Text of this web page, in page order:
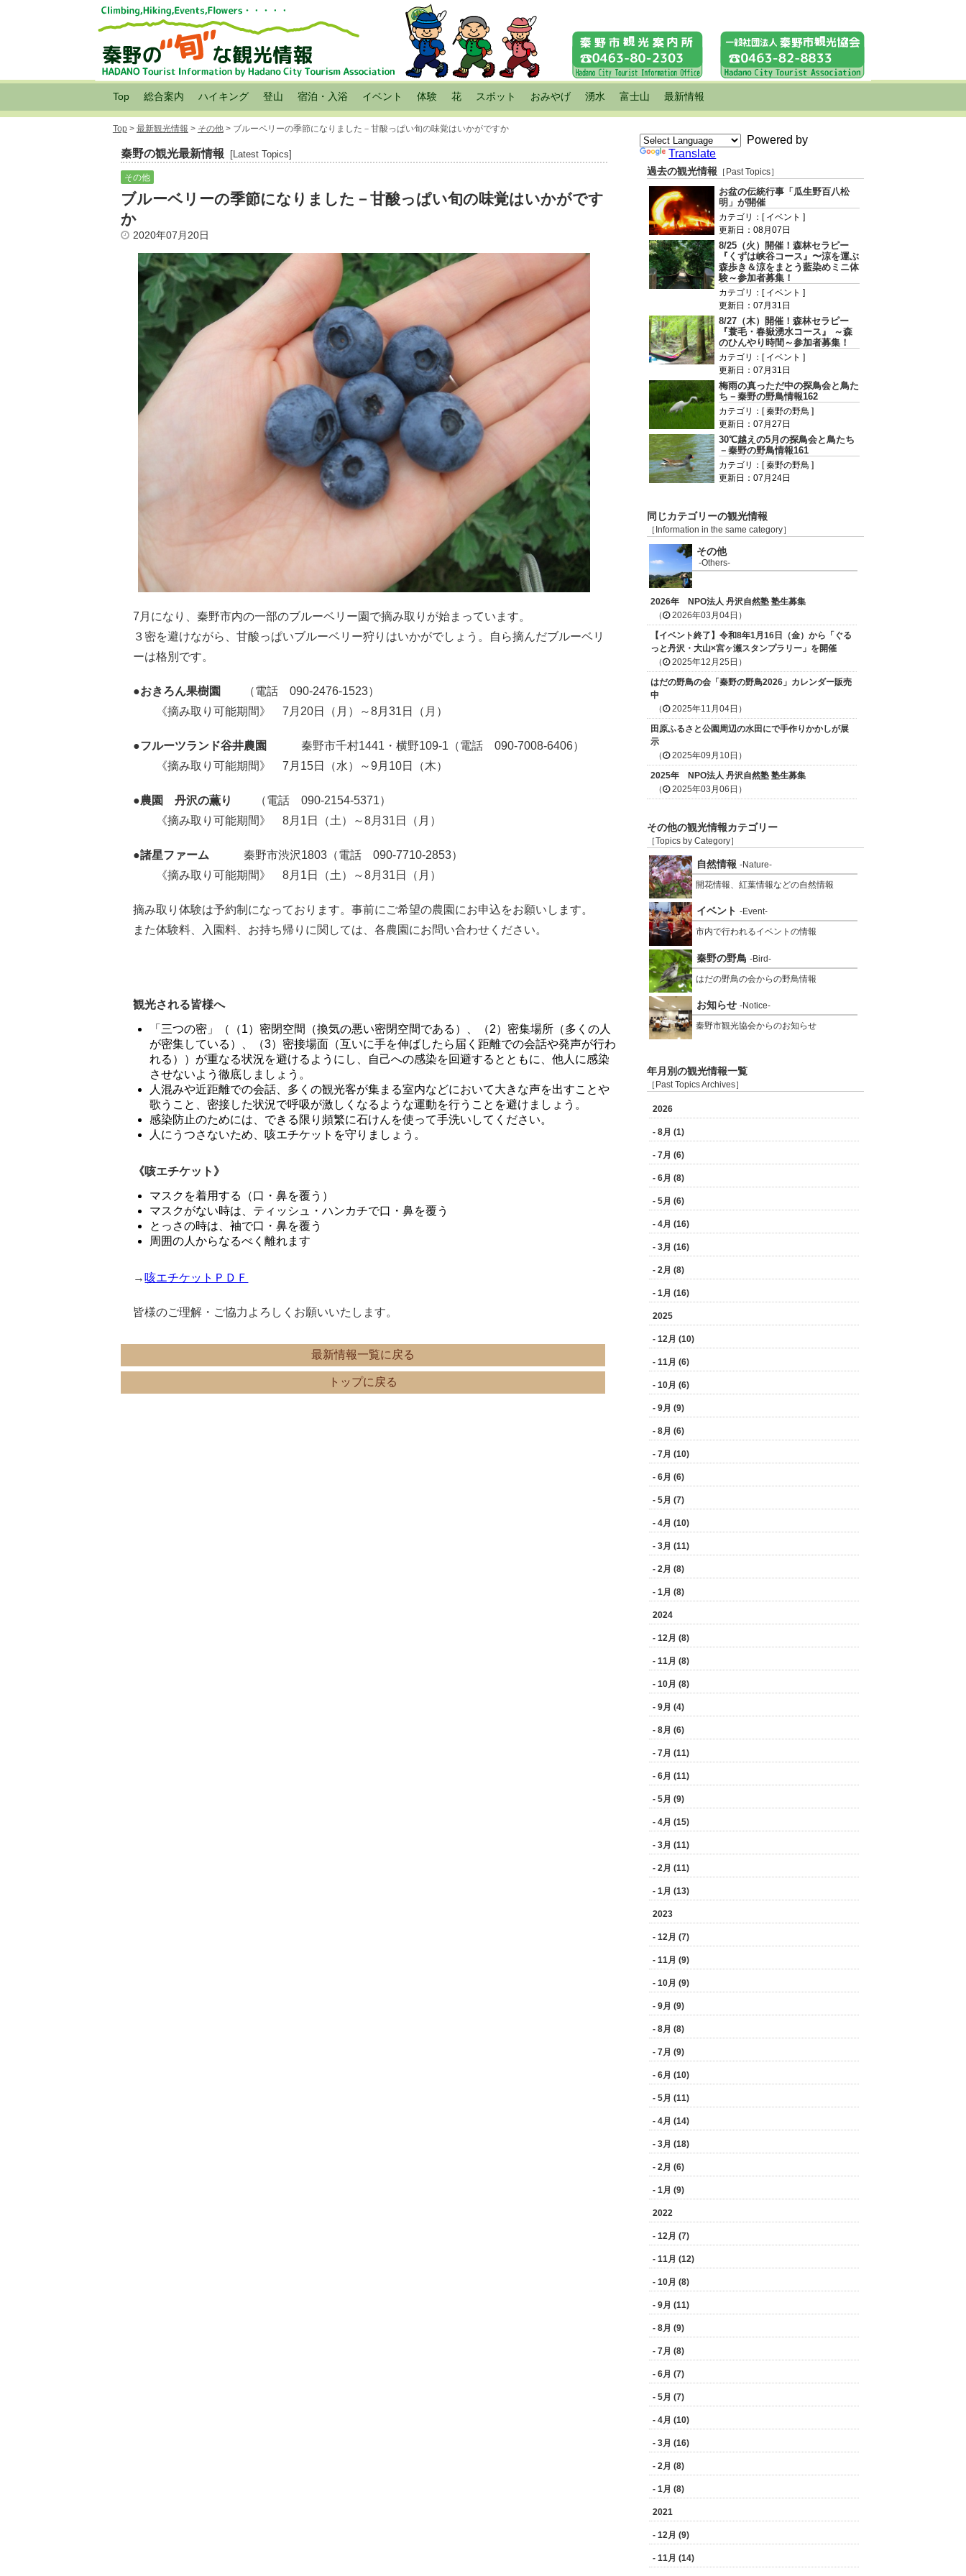
Top 総合案内 ハイキング 登山 宿泊・入浴 イベント 体験 花 スポット おみやげ 湧水 富士山 最新情報
Top> 最新観光情報 > その他> ブルーベリーの季節になりました－甘酸っぱい旬の味覚はいかがですか
秦野の観光最新情報 [Latest Topics]
その他
ブルーベリーの季節になりました－甘酸っぱい旬の味覚はいかがです
か
2020年07月20日
7月になり、秦野市内の一部のブルーベリー園で摘み取りが始まっています。
３密を避けながら、甘酸っぱいブルーベリー狩りはいかがでしょう。自ら摘んだブルーベリ
ーは格別です。
●おきろん果樹園
（電話 090-2476-1523）
《摘み取り可能期間》 7月20日（月）～8月31日（月）
●フルーツランド谷井農園
秦野市千村1441・横野109-1（電話 090-7008-6406）
《摘み取り可能期間》 7月15日（水）～9月10日（木）
●農園 丹沢の薫り
（電話 090-2154-5371）
《摘み取り可能期間》 8月1日（土）～8月31日（月）
●諸星ファーム 秦野市渋沢1803（電話 090-7710-2853）
《摘み取り可能期間》 8月1日（土）～8月31日（月）
摘み取り体験は予約制になっております。事前にご希望の農園にお申込をお願いします。
また体験料、入園料、お持ち帰りに関しては、各農園にお問い合わせください。
観光される皆様へ
「三つの密」（（1）密閉空間（換気の悪い密閉空間である）、（2）密集場所（多くの人
が密集している）、（3）密接場面（互いに手を伸ばしたら届く距離での会話や発声が行わ
れる））が重なる状況を避けるようにし、自己への感染を回避するとともに、他人に感染
させないよう徹底しましょう。
人混みや近距離での会話、多くの観光客が集まる室内などにおいて大きな声を出すことや
歌うこと、密接した状況で呼吸が激しくなるような運動を行うことを避けましょう。
感染防止のためには、できる限り頻繁に石けんを使って手洗いしてください。
人にうつさないため、咳エチケットを守りましょう。
《咳エチケット》
マスクを着用する（口・鼻を覆う）
マスクがない時は、ティッシュ・ハンカチで口・鼻を覆う
とっさの時は、袖で口・鼻を覆う
周囲の人からなるべく離れます
→ 咳エチケットＰＤＦ
皆様のご理解・ご協力よろしくお願いいたします。
最新情報一覧に戻る
トップに戻る
Powered by
Translate
過去の観光情報 ［Past Topics］
お盆の伝統行事「瓜生野百八松
明」が開催
カテゴリ：[ イベント ]
更新日：08月07日
8/25（火）開催！森林セラピー
『くずは峡谷コース』〜涼を運ぶ
森歩き＆涼をまとう藍染めミニ体
験～参加者募集！
カテゴリ：[ イベント ]
更新日：07月31日
8/27（木）開催！森林セラピー
『蓑毛・春嶽湧水コース』 ～森
のひんやり時間～参加者募集！
カテゴリ：[ イベント ]
更新日：07月31日
梅雨の真っただ中の探鳥会と鳥た
ち－秦野の野鳥情報162
カテゴリ：[ 秦野の野鳥 ]
更新日：07月27日
30℃越えの5月の探鳥会と鳥たち
－秦野の野鳥情報161
カテゴリ：[ 秦野の野鳥 ]
更新日：07月24日
同じカテゴリーの観光情報
［Information in the same category］
その他
-Others-
2026年 NPO法人 丹沢自然塾 塾生募集
（
2026年03月04日）
【イベント終了】令和8年1月16日（金）から「ぐる
っと丹沢・大山×宮ヶ瀬スタンプラリー」を開催
（
2025年12月25日）
はだの野鳥の会「秦野の野鳥2026」カレンダー販売
中
（
2025年11月04日）
田原ふるさと公園周辺の水田にで手作りかかしが展
示
（
2025年09月10日）
2025年 NPO法人 丹沢自然塾 塾生募集
（
2025年03月06日）
その他の観光情報カテゴリー
［Topics by Category］
自然情報-Nature-
開花情報、紅葉情報などの自然情報
イベント-Event-
市内で行われるイベントの情報
秦野の野鳥-Bird-
はだの野鳥の会からの野鳥情報
お知らせ-Notice-
秦野市観光協会からのお知らせ
年月別の観光情報一覧
［Past Topics Archives］
2026
- 8月 (1)
- 7月 (6)
- 6月 (8)
- 5月 (6)
- 4月 (16)
- 3月 (16)
- 2月 (8)
- 1月 (16)
2025
- 12月 (10)
- 11月 (6)
- 10月 (6)
- 9月 (9)
- 8月 (6)
- 7月 (10)
- 6月 (6)
- 5月 (7)
- 4月 (10)
- 3月 (11)
- 2月 (8)
- 1月 (8)
2024
- 12月 (8)
- 11月 (8)
- 10月 (8)
- 9月 (4)
- 8月 (6)
- 7月 (11)
- 6月 (11)
- 5月 (9)
- 4月 (15)
- 3月 (11)
- 2月 (11)
- 1月 (13)
2023
- 12月 (7)
- 11月 (9)
- 10月 (9)
- 9月 (9)
- 8月 (8)
- 7月 (9)
- 6月 (10)
- 5月 (11)
- 4月 (14)
- 3月 (18)
- 2月 (6)
- 1月 (9)
2022
- 12月 (7)
- 11月 (12)
- 10月 (8)
- 9月 (11)
- 8月 (9)
- 7月 (8)
- 6月 (7)
- 5月 (7)
- 4月 (10)
- 3月 (16)
- 2月 (8)
- 1月 (8)
2021
- 12月 (9)
- 11月 (14)